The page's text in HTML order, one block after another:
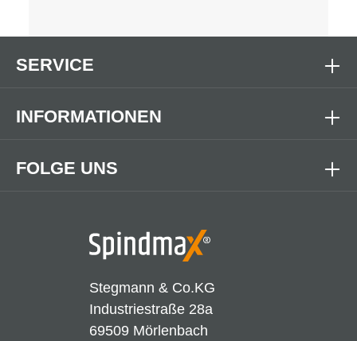
Stegmann & Co.KG
Industriestraße 28a
69509 Mörlenbach
FOLGE UNS
SERVICE
INFORMATIONEN